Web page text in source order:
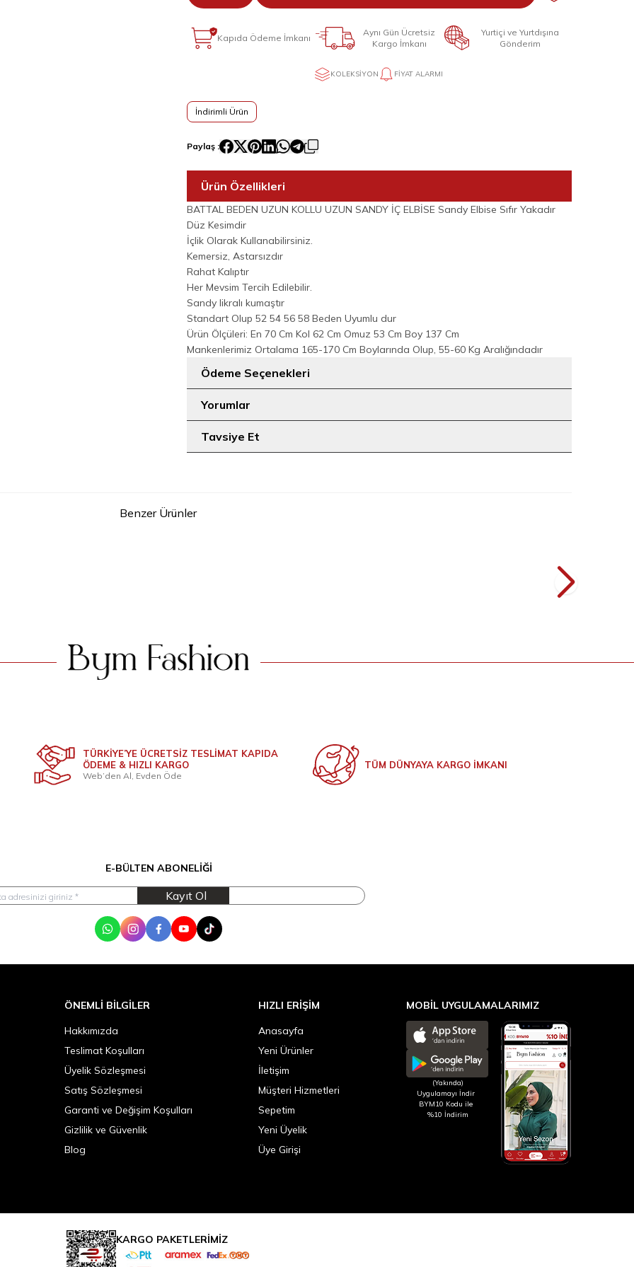
Kapıda Ödeme İmkanı
Aynı Gün Ücretsiz
Kargo İmkanı
Yurtiçi ve Yurtdışına
Gönderim
KOLEKSIYON FIYAT ALARMI
İndirimli Ürün
Paylaş :
Ürün Özellikleri
BATTAL BEDEN UZUN KOLLU UZUN SANDY İÇ ELBİSE Sandy Elbise Sıfır Yakadır
Düz Kesimdir
İçlik Olarak Kullanabilirsiniz.
Kemersiz, Astarsızdır
Rahat Kalıptır
Her Mevsim Tercih Edilebilir.
Sandy likralı kumaştır
Standart Olup 52 54 56 58 Beden Uyumlu dur
Ürün Ölçüleri: En 70 Cm Kol 62 Cm Omuz 53 Cm Boy 137 Cm
Mankenlerimiz Ortalama 165-170 Cm Boylarında Olup, 55-60 Kg Aralığındadır
Ödeme Seçenekleri
Yorumlar
Tavsiye Et
Benzer Ürünler
2
TÜRKİYE’YE ÜCRETSİZ TESLİMAT KAPIDA
ÖDEME & HIZLI KARGO
Web’den Al, Evden Öde
TÜM DÜNYAYA KARGO İMKANI
E-BÜLTEN ABONELIĞI
Kayıt Ol
WhatsAppInstagramFacebookYoutubeTik Tok
ÖNEMLI BILGILER
Hakkımızda
Teslimat Koşulları
Üyelik Sözleşmesi
Satış Sözleşmesi
Garanti ve Değişim Koşulları
Gizlilik ve Güvenlik
Blog
HIZLI ERIŞIM
Anasayfa
Yeni Ürünler
İletişim
Müşteri Hizmetleri
Sepetim
Yeni Üyelik
Üye Girişi
MOBİL UYGULAMALARIMIZ
(Yakında)
Uygulamayı İndir
BYM10 Kodu ile
%10 İndirim
KARGO PAKETLERİMİZ